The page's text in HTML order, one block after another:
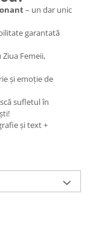
– un dar unic
garantată
Femeii,
și emoție de
sufletul în
și text +